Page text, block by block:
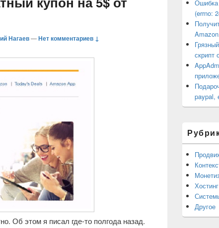
Нагаев—Нет комментариев ↓
Об этом я писал где-то полгода назад.
Ошибка
(errno:
скрипт
paypal,
Хостинг
Другое